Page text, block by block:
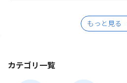
もっと見る
カテゴリ一覧